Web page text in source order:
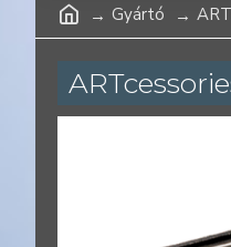
Gyártó